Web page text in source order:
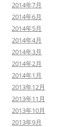
2014年7月
2014年6月
2014年5月
2014年4月
2014年3月
2014年2月
2014年1月
2013年12月
2013年11月
2013年10月
2013年9月